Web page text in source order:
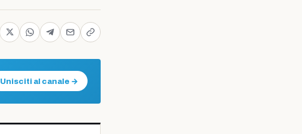
Unisciti al canale →